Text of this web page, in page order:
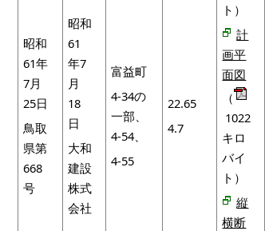
昭和
61年
7月
25日
鳥取
県第
668
号
昭和
61
年7
月
18
日
大和
建設
株式
会社
富益町
4-34の
一部、
4-54、
4-55
22.65
4.7
ト）
計
画平
面図
（
1022
キロ
バイ
ト）
縦
横断